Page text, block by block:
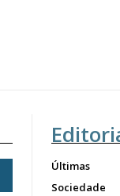
Últimas
Sociedade